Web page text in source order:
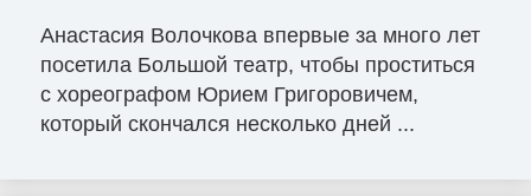
Анастасия Волочкова впервые за много лет
посетила Большой театр, чтобы проститься
с хореографом Юрием Григоровичем,
который скончался несколько дней ...